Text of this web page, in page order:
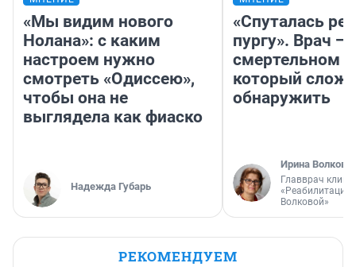
«Мы видим нового
Нолана»: с каким
настроем нужно
смотреть «Одиссею»,
чтобы она не
выглядела как фиаско
Надежда Губарь
«Спуталась
пургу». Врач —
смертельном
который
обнаружить
Ирина Волкова
Главврач
«Реабилитация
Волковой»
РЕКОМЕНДУЕМ